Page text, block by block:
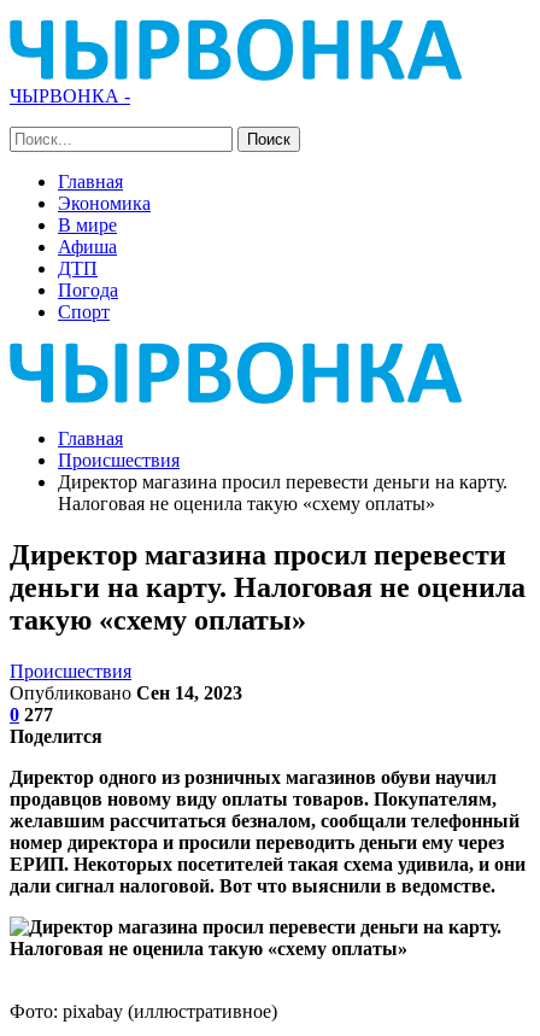
ЧЫРВОНКА -
Главная
Экономика
В мире
Афиша
ДТП
Погода
Спорт
Главная
Происшествия
Директор магазина просил перевести деньги на карту.
Налоговая не оценила такую «схему оплаты»
Директор магазина просил перевести
деньги на карту. Налоговая не оценила
такую «схему оплаты»
Происшествия
Опубликовано Сен 14, 2023
0 277
Поделится
Директор одного из розничных магазинов обуви научил
продавцов новому виду оплаты товаров. Покупателям,
желавшим рассчитаться безналом, сообщали телефонный
номер директора и просили переводить деньги ему через
ЕРИП. Некоторых посетителей такая схема удивила, и они
дали сигнал налоговой. Вот что выяснили в ведомстве.
Фото: pixabay (иллюстративное)